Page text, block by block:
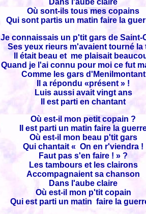
Dans l'aube claire
Où sont-ils tous mes copains
Qui sont partis un matin faire la
Je connaissais un p'tit gars de Saint-
Ses yeux rieurs m'avaient tourné la
Il était beau et me plaisait
Quand je l'ai connu pour moi ce fut
Comme les gars d'Menilmontant
Il a répondu «présent » !
Luis aussi avait vingt ans
Il est parti en chantant
Où est-il mon petit copain ?
Il est parti un matin faire la
Où est-il mon beau p'tit gars
Qui chantait « On en r'viendra !
Faut pas s'en faire ! » ?
Les tambours et les clairons
Accompagnaient sa chanson
Dans l'aube claire
Où est-il mon p'tit copain
Qui est parti un matin faire la